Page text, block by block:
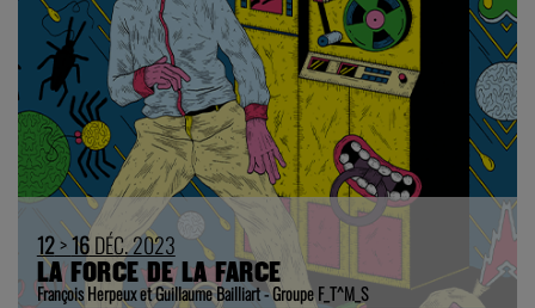
12>16DÉC. 2023
LA FORCE DE LA FARCE
François Herpeux et Guillaume Bailliart - Groupe F_T^M_S